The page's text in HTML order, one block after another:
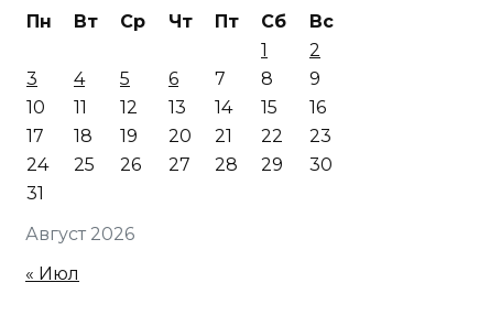
Август 2026
Пн Вт Ср Чт Пт Сб
Вс
1
2
3
4 5 6 7 8
9
10
11 12 13 14 15
16
17
18 19 20 21 22
23
24
25 26 27 28 29
30
31
« Июл